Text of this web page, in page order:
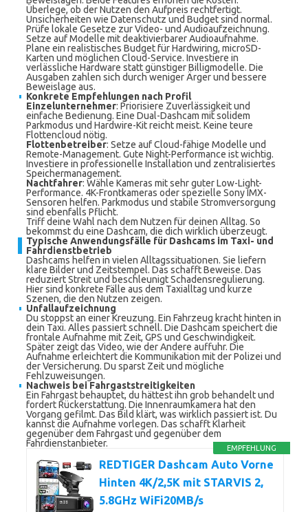
Überlege, ob der Nutzen den Aufpreis rechtfertigt.
Unsicherheiten wie Datenschutz und Budget sind normal.
Prüfe lokale Gesetze zur Video- und Audioaufzeichnung.
Setze auf Modelle mit deaktivierbarer Audioaufnahme.
Plane ein realistisches Budget für Hardwiring, microSD-
Karten und möglichen Cloud-Service. Investiere in
verlässliche Hardware statt günstiger Billigmodelle. Die
Ausgaben zahlen sich durch weniger Ärger und bessere
Beweislage aus.
Konkrete Empfehlungen nach Profil
Einzelunternehmer: Priorisiere Zuverlässigkeit und
einfache Bedienung. Eine Dual-Dashcam mit solidem
Parkmodus und Hardwire-Kit reicht meist. Keine teure
Flottencloud nötig.
Flottenbetreiber: Setze auf Cloud-fähige Modelle und
Remote-Management. Gute Night-Performance ist wichtig.
Investiere in professionelle Installation und zentralisiertes
Speichermanagement.
Nachtfahrer: Wähle Kameras mit sehr guter Low-Light-
Performance. 4K-Frontkameras oder spezielle Sony IMX-
Sensoren helfen. Parkmodus und stabile Stromversorgung
sind ebenfalls Pflicht.
Triff deine Wahl nach dem Nutzen für deinen Alltag. So
bekommst du eine Dashcam, die dich wirklich überzeugt.
Typische Anwendungsfälle für Dashcams im Taxi- und
Fahrdienstbetrieb
Dashcams helfen in vielen Alltagssituationen. Sie liefern
klare Bilder und Zeitstempel. Das schafft Beweise. Das
reduziert Streit und beschleunigt Schadensregulierung.
Hier sind konkrete Fälle aus dem Taxialltag und kurze
Szenen, die den Nutzen zeigen.
Unfallaufzeichnung
Du stoppst an einer Kreuzung. Ein Fahrzeug kracht hinten in
dein Taxi. Alles passiert schnell. Die Dashcam speichert die
frontale Aufnahme mit Zeit, GPS und Geschwindigkeit.
Später zeigt das Video, wie der Andere auffuhr. Die
Aufnahme erleichtert die Kommunikation mit der Polizei und
der Versicherung. Du sparst Zeit und mögliche
Fehlzuweisungen.
Nachweis bei Fahrgaststreitigkeiten
Ein Fahrgast behauptet, du hättest ihn grob behandelt und
fordert Rückerstattung. Die Innenraumkamera hat den
Vorgang gefilmt. Das Bild klärt, was wirklich passiert ist. Du
kannst die Aufnahme vorlegen. Das schafft Klarheit
gegenüber dem Fahrgast und gegenüber dem
Fahrdienstanbieter.
EMPFEHLUNG
REDTIGER Dashcam Auto Vorne
Hinten 4K/2,5K mit STARVIS 2,
5.8GHz WiFi20MB/s